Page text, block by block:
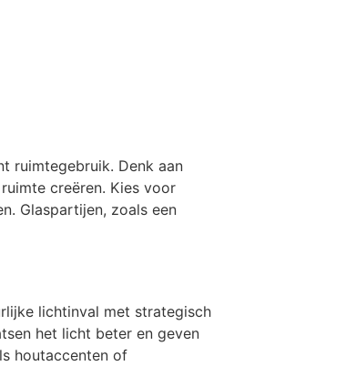
ruimtegebruik. Denk aan
creëren. Kies voor
Glaspartijen, zoals een
lichtinval met strategisch
het licht beter en geven
houtaccenten of